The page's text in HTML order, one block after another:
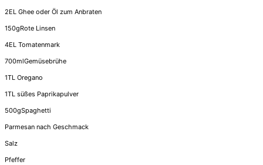
2EL Ghee oder Öl zum Anbraten
150gRote Linsen
4EL Tomatenmark
700mlGemüsebrühe
1TL Oregano
1TL süßes Paprikapulver
500gSpaghetti
Parmesan nach Geschmack
Salz
Pfeffer